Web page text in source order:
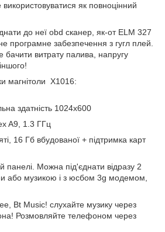
як повноцінний
до неї obd сканер, як-от ELM 327
програмне забезпечення з гугл плей.
бачити витрату палива, напругу
магнітоли X1016:
здатність 1024x600
A9, 1.3 ГГц
16 Гб вбудованої + підтримка карт
панелі. Можна під'єднати відразу 2
або музикою і з юсбом 3g модемом,
Bt Music! слухайте музику через
Розмовляйте телефоном через